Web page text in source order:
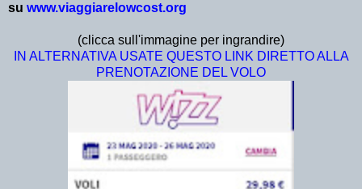
su www.viaggiarelowcost.org
(clicca sull'immagine per ingrandire)
IN ALTERNATIVA USATE QUESTO LINK DIRETTO ALLA
PRENOTAZIONE DEL VOLO